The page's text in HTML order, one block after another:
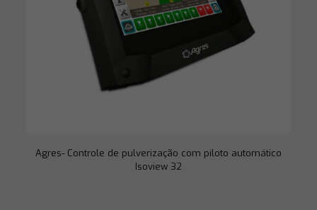
Agres- Controle de pulverização com piloto automático
Isoview 32